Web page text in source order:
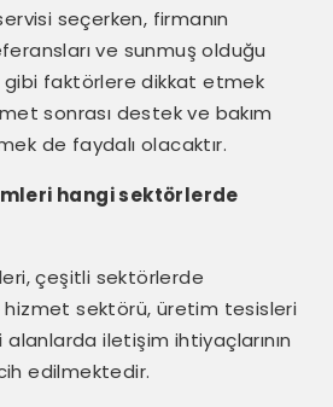
seçerken, firmanın
ve sunmuş olduğu
gibi faktörlere dikkat etmek
sonrası destek ve bakım
de faydalı olacaktır.
hangi sektörlerde
çeşitli sektörlerde
hizmet sektörü, üretim tesisleri
iletişim ihtiyaçlarının
edilmektedir.